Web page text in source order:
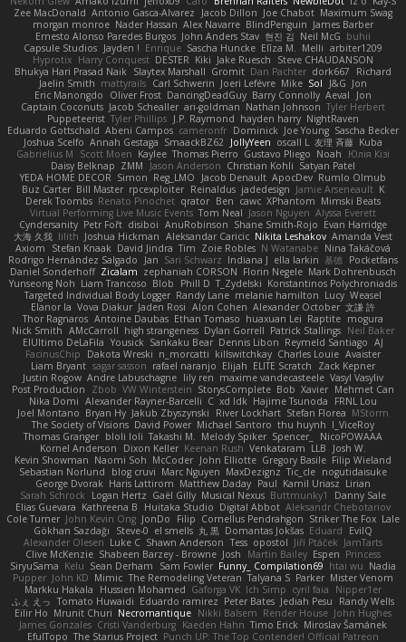
Zee MacDonald Antonio Gasca-Alvarez Jacob Dillon Joe Chabot Maximum Swag
morgan monroe Nader Hassan Alex Navarre BlindPenguin James Barber
Ernesto Alonso Paredes Burgos John Anders Stav 현진 김 Neil McG buhii
Capsule Studios Jayden ! Enrique Sascha Huncke Elīza M. Melli arbiter1209
Hyprotix Harry Conquest DESTER Kiki Jake Ruesch
Steve CHAUDANSON
Bhukya Hari Prasad Naik Slaytex Marshall Gromit Dan Pachter dork667
Richard
Jaelin Smith mattyrails Carl Schwerin Joeri Lefévre Mike Sol J&G Jon
Eric Manongdo
Oliver Frost DancingDeadGuy Barry Connolly Aeval
Jon
Captain Coconuts Jacob Schealler ari-goldman Nathan Johnson Tyler Herbert
Puppeteerist Tyler Phillips J.P. Raymond hayden harry NightRaven
Eduardo Gottschald Abeni Campos cameronfr Dominick Joe Young Sascha Becker
Joshua Scelfo Annah Gestaga SmaackBZ62 JollyYeen oscall L 友理 斉藤 Kuba
Gabrielius M
Scott Moen Kaylee Thomas Pierro Gustavo Pliego Noah
Юлія Кізі
Daisy Belknap ZMM Jason Anderson Christian Kohli Satyan Patel
YEDA HOME DECOR Simon Reg_LMO Jacob Denault ApocDev Rumlo Olmub
Buz Carter Bill Master rpcexploiter Reinaldus jadedesign Jamie Arseneault K
Derek Toombs Renato Pinochet qrator Ben cawc XPhantom Mimski Beats
Virtual Performing Live Music Events Tom Neal Jason Nguyen Alyssa Everett
Cyndersanity Petr Fořt disiboi AnuRobinson Shane Smith-Rojo Evan Harridge
大海 久我 lilith Joshua Hickman Aleksandar Caricic Nikita Leshakov Amanda Vest
Axiom
Stefan Knaak David Jindra Tim Zoie Robles N Watanabe Nina Takáčová
Rodrigo Hernández Salgado
Jan Sari Schwarz Indiana J ella larkin 基德 Pocketfans
Daniel Sonderhoff Zicalam zephaniah CORSON Florin Negele Mark Dohrenbusch
Yunseong Noh Liam Trancoso Blob Phill D T_Zydelski Konstantinos Polychroniadis
Targeted Individual Body Logger Randy Lane melanie hamilton Lucy Weasel
Elanor la Vova Diakur Jaden Rosi Alon Cohen Alexander October 文謙 許
Thor Ragnaros Antoine Daubas Ethan Tomaso huaxuan Lei Raptite mogura
Nick Smith AMcCarroll high strangeness Dylan Gorrell Patrick Stallings Neil Baker
ElUltimo DeLaFila Yousick Sankaku Bear Dennis Libon Reymeld Santiago AJ
FacinusChip
Dakota Wreski n_morcatti killswitchkay Charles Louie Avaister
Liam Bryant sagar sasson rafael naranjo Elijah ELITE Scratch
Zack Kepner
Justin Rogow Andre Labuschagne lily ren maxime vandecasteele Vasyl Vasyliv
Post Production
Zbob VW Winterstein StorysComplete Bob Xavier Mehmet Can
Nika Domi Alexander Rayner-Barcelli C xd Idk Hajime Tsunoda
FRNL Lou
Joel Montano Bryan Hy Jakub Zbyszynski River Lockhart Stefan Florea MStorm
The Society of Visions David Power Michael Santoro thu huynh I_ViceRoy
Thomas Granger bloli loli Takashi M. Melody Spiker Spencer_
NicoPOWAAA
Kornel Anderson
Dixon Keller Keenan Rush Venkataram LLB
Josh W.
Kevin Showman Naomi Soh McCoder John Elliotte Gregory Basile Filip Wieland
Sebastian Norlund
blog cruvi Marc Nguyen MaxDezignz Tic_cle nogutidaisuke
George Dvorak Haris Lattirom Matthew Daday Paul Kamil Uriasz Lirian
Sarah Schrock
Logan Hertz Gaël Gilly Musical Nexus Buttmunky1
Danny Sale
Elias Guevara Kathreena B Huitaka Studio Digital Abbot Aleksandr Chebotariov
Cole Turner John Kevin Ong JonDo Filip Cornellus Pendrahgon Striker The Fox Lale
Gökhan Sazdağı
Steve-0 el smells 丸 黒 Domantas Jokšas Eduard
EvilQ
Alexander Olesen Luke C Shawn Anderson Tess opostol Jiří Ptáček JamTarts
Clive McKenzie Shabeen Barzey - Browne Josh Martin Bailey Espen Princess
SiryuSama Kelu Sean Derham Sam Fowler Funny_ Compilation69 htai wu Nadia
Pupper John KD Mimic The Remodeling Veteran Talyana S Parker Mister Venom
Markku Hakala
Hussien Mohamed Gaforga VK Ich Simp cyril faia
Nipper1er
ふぇ えっ Tomato Huwaidi Eduardo ramirez Peter Bates Jediah Pesu
Randy Wells
Eilir Ho Mrunit Churi Necromantique Nikki Balsem Render House John Hughes
James Gonzales Cristi Vanderburg Kaeden Hahn Timo Erick Miroslav Šamánek
EfulTopo The Starius Project Punch UP: The Top Contender! Official Patreon